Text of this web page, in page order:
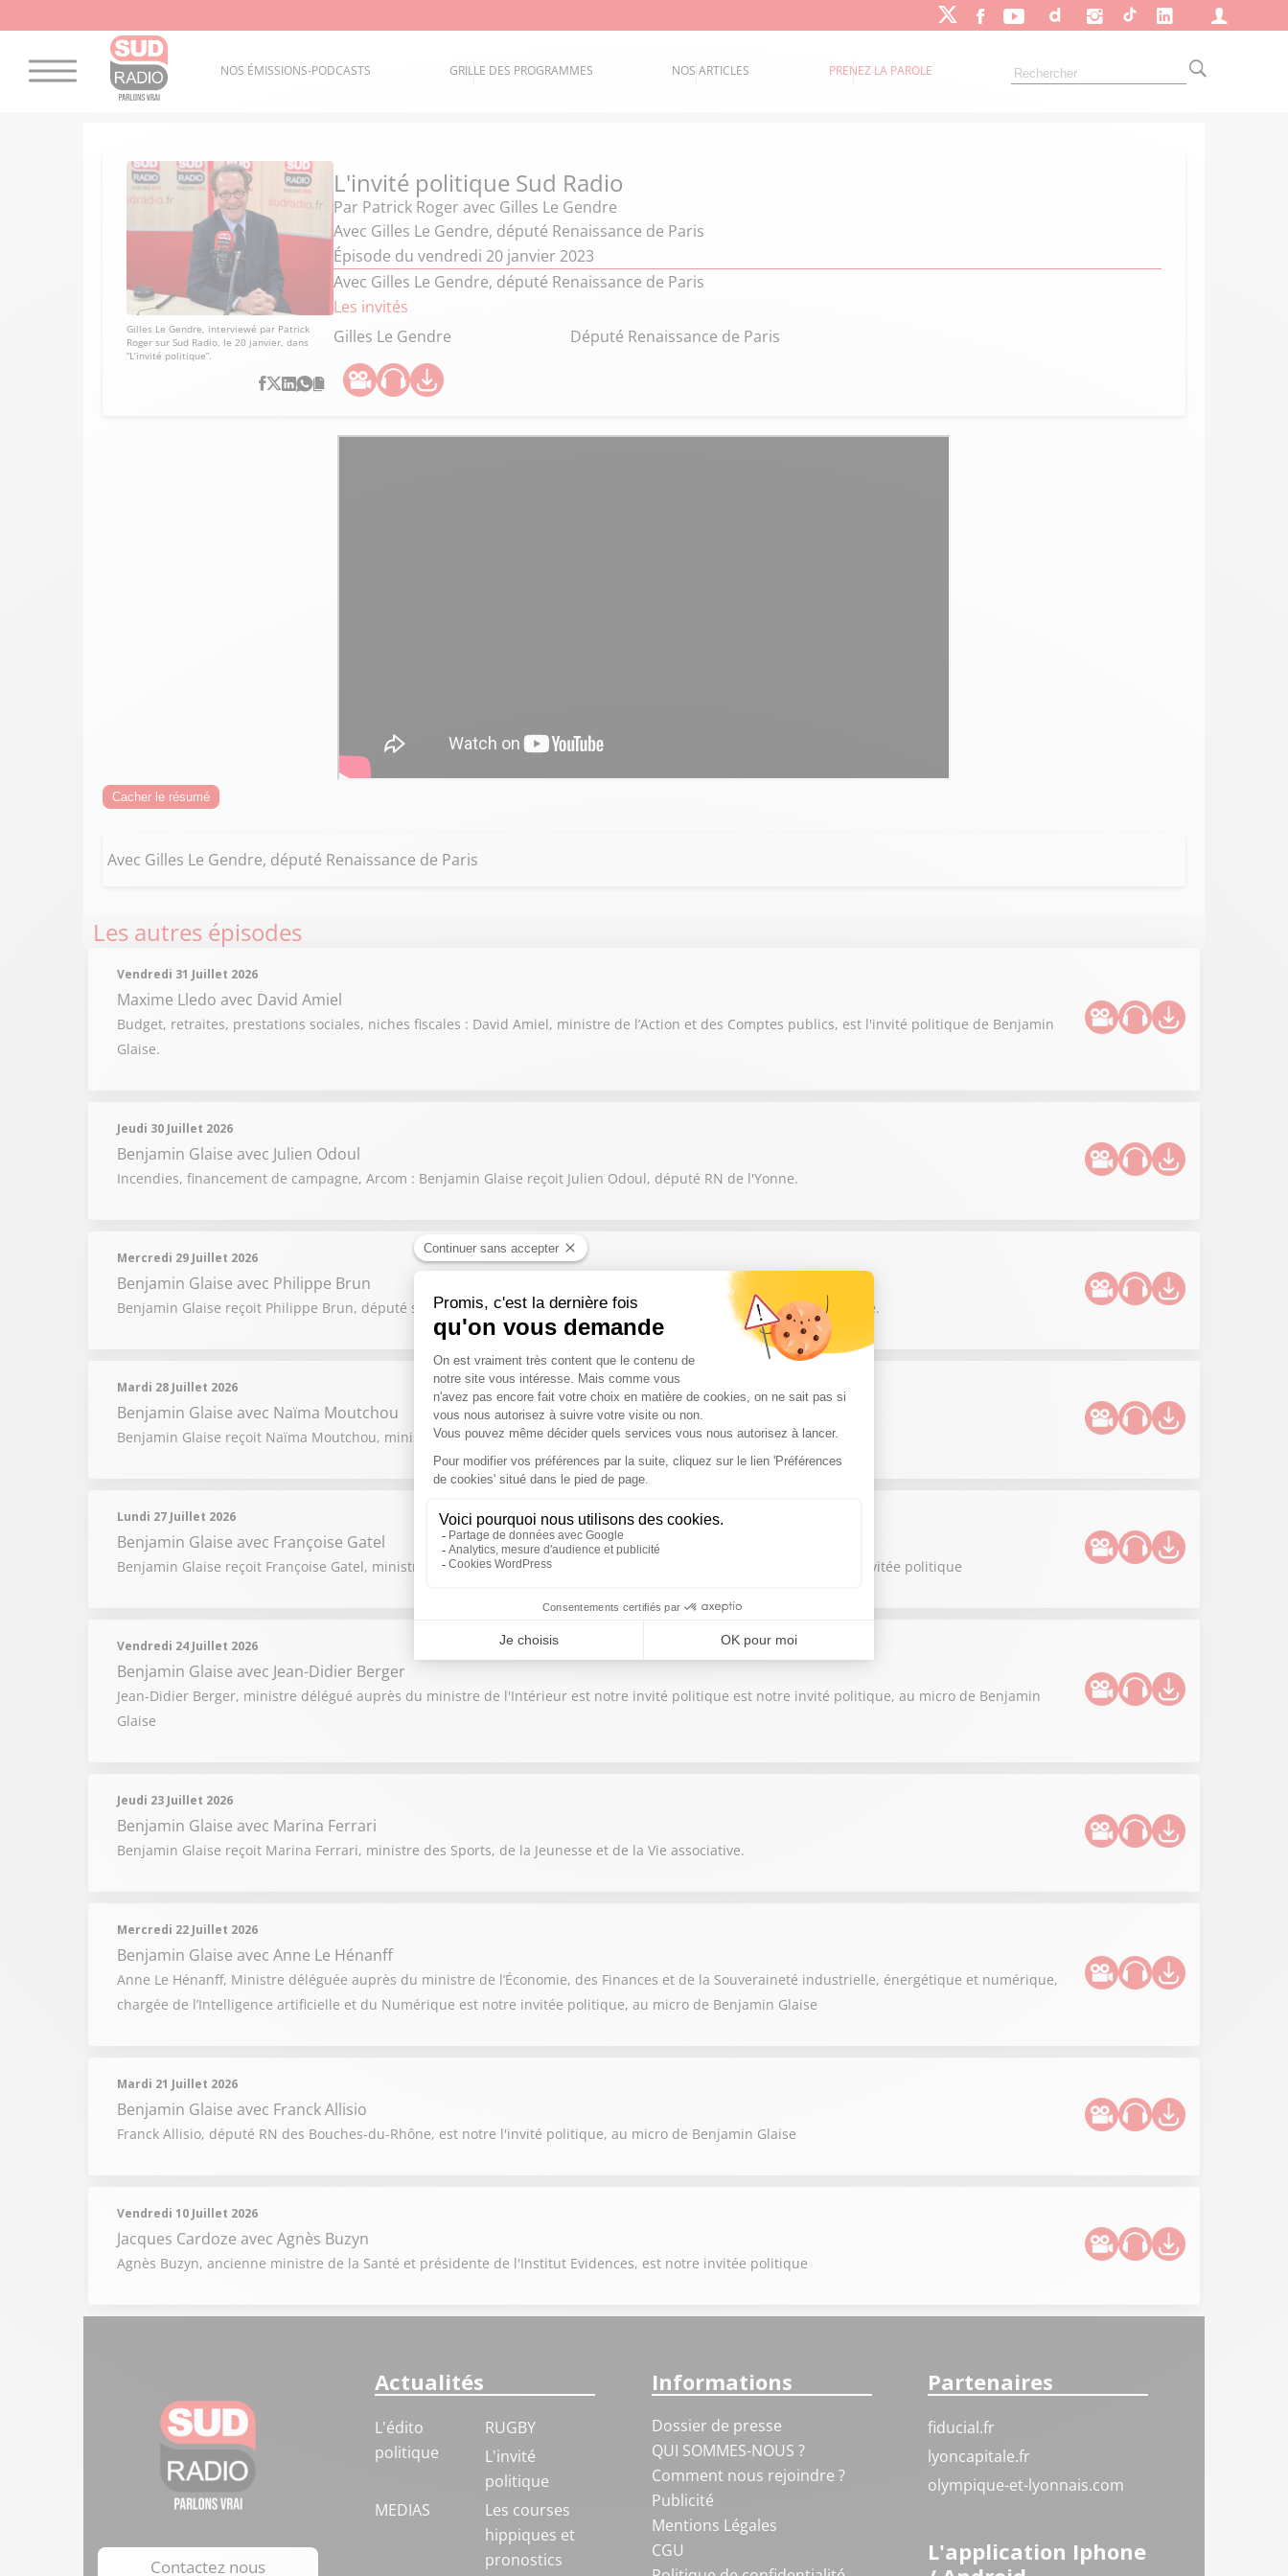
NOS ÉMISSIONS-PODCASTS GRILLE DES PROGRAMMES NOS ARTICLES PRENEZ LA PAROLE
Gilles Le Gendre, interviewé par Patrick
Roger sur Sud Radio, le 20 janvier, dans
“L’invité politique”.
L'invité politique Sud Radio
Par Patrick Roger avec Gilles Le Gendre
Avec Gilles Le Gendre, député Renaissance de Paris
Épisode du vendredi 20 janvier 2023
Avec Gilles Le Gendre, député Renaissance de Paris
Les invités
Gilles Le Gendre
Député Renaissance de Paris
Cacher le résumé
Avec Gilles Le Gendre, député Renaissance de Paris
Les autres épisodes
Vendredi 31 Juillet 2026
Maxime Lledo avec David Amiel
Budget, retraites, prestations sociales, niches fiscales : David Amiel, ministre de l’Action et des Comptes publics, est l'invité politique de Benjamin
Glaise.
Jeudi 30 Juillet 2026
Benjamin Glaise avec Julien Odoul
Incendies, financement de campagne, Arcom : Benjamin Glaise reçoit Julien Odoul, député RN de l'Yonne.
Mercredi 29 Juillet 2026
Benjamin Glaise avec Philippe Brun
Benjamin Glaise reçoit Philippe Brun, député socialiste de l'Eure et candidat à la primaire du PS pour la Présidentielle.
Mardi 28 Juillet 2026
Benjamin Glaise avec Naïma Moutchou
Benjamin Glaise reçoit Naïma Moutchou, ministre des Outre-mer sur Sud Radio.
Lundi 27 Juillet 2026
Benjamin Glaise avec Françoise Gatel
Benjamin Glaise reçoit Françoise Gatel, ministre de l’Aménagement du territoire et de la Décentralisation est notre invitée politique
Vendredi 24 Juillet 2026
Benjamin Glaise avec Jean-Didier Berger
Jean-Didier Berger, ministre délégué auprès du ministre de l'Intérieur est notre invité politique est notre invité politique, au micro de Benjamin
Glaise
Jeudi 23 Juillet 2026
Benjamin Glaise avec Marina Ferrari
Benjamin Glaise reçoit Marina Ferrari, ministre des Sports, de la Jeunesse et de la Vie associative.
Mercredi 22 Juillet 2026
Benjamin Glaise avec Anne Le Hénanff
Anne Le Hénanff, Ministre déléguée auprès du ministre de l’Économie, des Finances et de la Souveraineté industrielle, énergétique et numérique,
chargée de l’Intelligence artificielle et du Numérique est notre invitée politique, au micro de Benjamin Glaise
Mardi 21 Juillet 2026
Benjamin Glaise avec Franck Allisio
Franck Allisio, député RN des Bouches-du-Rhône, est notre l'invité politique, au micro de Benjamin Glaise
Vendredi 10 Juillet 2026
Jacques Cardoze avec Agnès Buzyn
Agnès Buzyn, ancienne ministre de la Santé et présidente de l'Institut Evidences, est notre invitée politique
Contactez nous
Actualités
L'édito
politique
RUGBY
L'invité
politique
MEDIAS
Les courses
hippiques et
pronostics
Informations
Dossier de presse
QUI SOMMES-NOUS ?
Comment nous rejoindre ?
Publicité
Mentions Légales
CGU
Partenaires
fiducial.fr
lyoncapitale.fr
olympique-et-lyonnais.com
L'application Iphone